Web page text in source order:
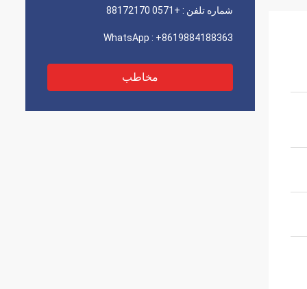
شماره تلفن : +0571 88172170
WhatsApp : +8619884188363
مخاطب